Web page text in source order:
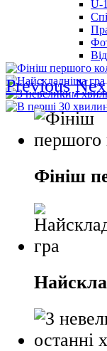
U-
Previous
Фініш